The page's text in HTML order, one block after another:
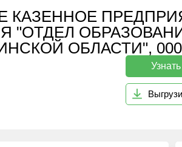
КАЗЕННОЕ
"ОТДЕЛ
ОБЛАСТИ",